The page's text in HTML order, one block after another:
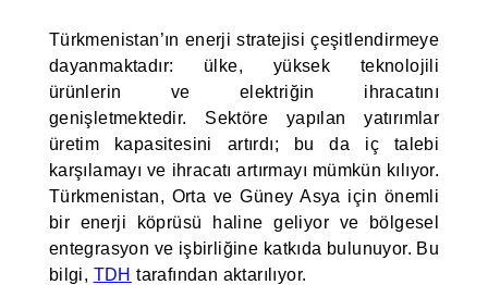
Türkmenistan’ın enerji stratejisi çeşitlendirmeye
dayanmaktadır: ülke, yüksek teknolojili
ürünlerin ve elektriğin ihracatını
genişletmektedir. Sektöre yapılan yatırımlar
üretim kapasitesini artırdı; bu da iç talebi
karşılamayı ve ihracatı artırmayı mümkün kılıyor.
Türkmenistan, Orta ve Güney Asya için önemli
bir enerji köprüsü haline geliyor ve bölgesel
entegrasyon ve işbirliğine katkıda bulunuyor. Bu
bilgi, TDH tarafından aktarılıyor.